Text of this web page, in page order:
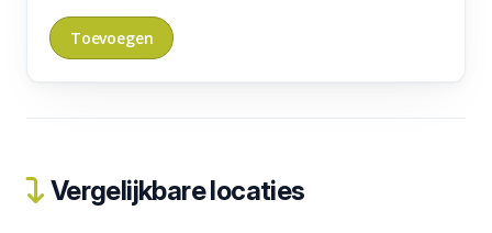
Vergelijkbare locaties